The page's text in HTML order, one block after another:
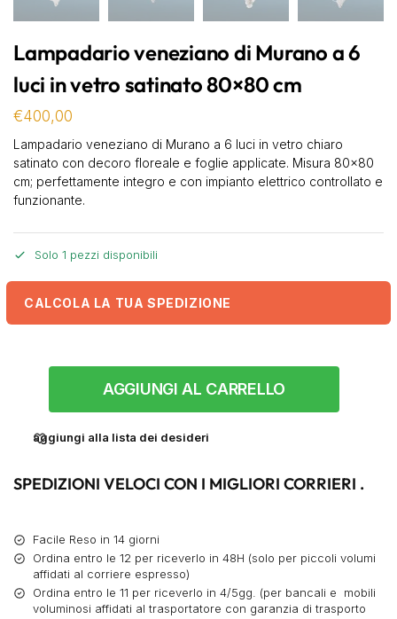
Lampadario veneziano di Murano a 6
luci in vetro satinato 80×80 cm
€400,00
Lampadario veneziano di Murano a 6 luci in vetro chiaro
satinato con decoro floreale e foglie applicate. Misura 80×80
cm; perfettamente integro e con impianto elettrico controllato e
funzionante.
Solo 1 pezzi disponibili
CALCOLA LA TUA SPEDIZIONE
AGGIUNGI AL CARRELLO
aggiungi alla lista dei desideri
SPEDIZIONI VELOCI CON I MIGLIORI CORRIERI .
Facile Reso in 14 giorni
Ordina entro le 12 per riceverlo in 48H (solo per piccoli volumi
affidati al corriere espresso)
Ordina entro le 11 per riceverlo in 4/5gg. (per bancali e mobili
voluminosi affidati al trasportatore con garanzia di trasporto